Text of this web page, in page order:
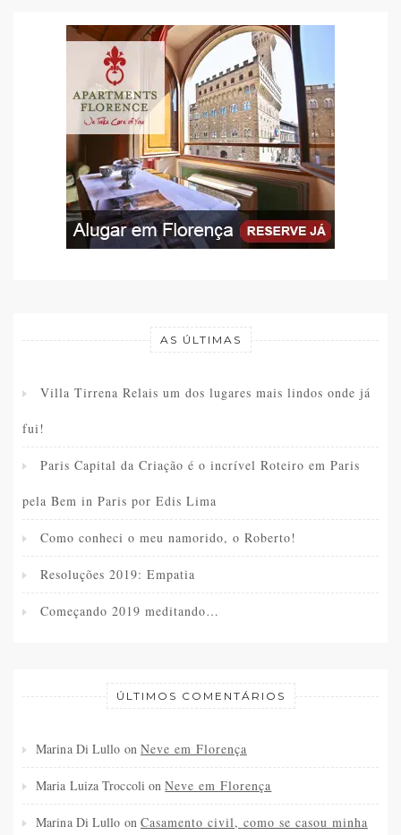
AS ÚLTIMAS
Villa Tirrena Relais um dos lugares mais lindos onde já
fui!
Paris Capital da Criação é o incrível Roteiro em Paris
pela Bem in Paris por Edis Lima
Como conheci o meu namorido, o Roberto!
Resoluções 2019: Empatia
Começando 2019 meditando…
ÚLTIMOS COMENTÁRIOS
Marina Di Lullo on Neve em Florença
Maria Luiza Troccoli onNeve em Florença
Marina Di Lullo on Casamento civil, como se casou minha